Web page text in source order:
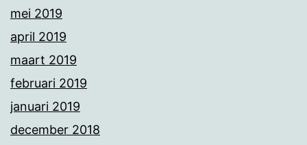
mei 2019
april 2019
maart 2019
februari 2019
januari 2019
december 2018